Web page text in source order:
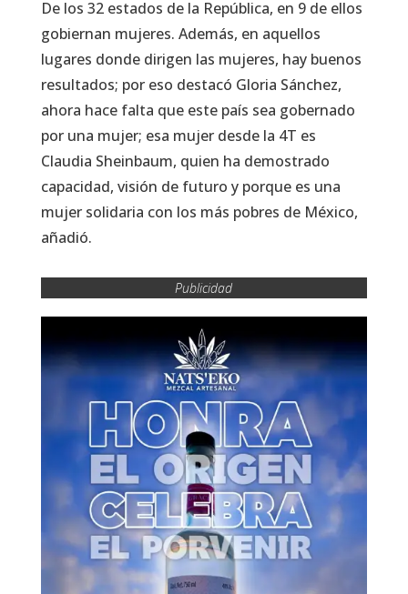
De los 32 estados de la República, en 9 de ellos
gobiernan mujeres. Además, en aquellos
lugares donde dirigen las mujeres, hay buenos
resultados; por eso destacó Gloria Sánchez,
ahora hace falta que este país sea gobernado
por una mujer; esa mujer desde la 4T es
Claudia Sheinbaum, quien ha demostrado
capacidad, visión de futuro y porque es una
mujer solidaria con los más pobres de México,
añadió.
Publicidad